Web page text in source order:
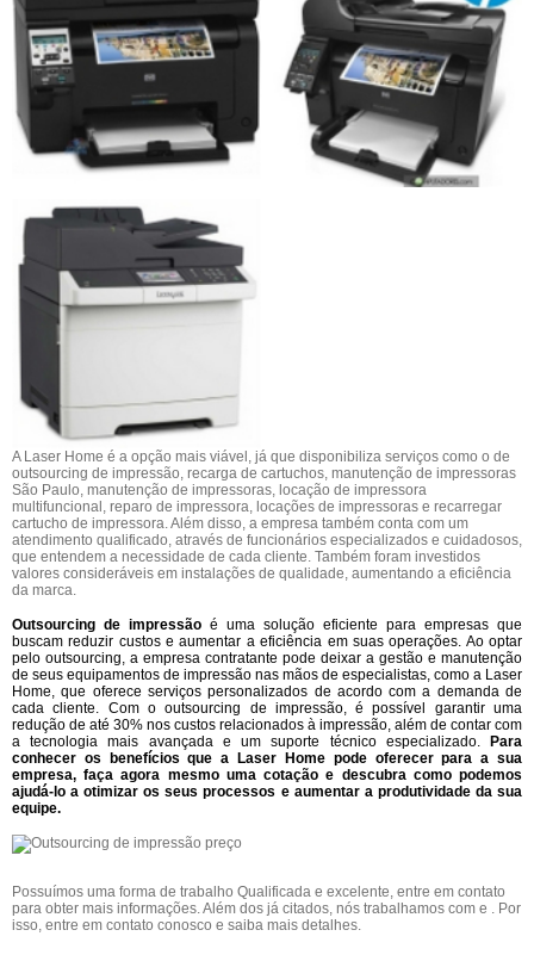
A Laser Home é a opção mais viável, já que disponibiliza serviços como o de
outsourcing de impressão, recarga de cartuchos, manutenção de impressoras
São Paulo, manutenção de impressoras, locação de impressora
multifuncional, reparo de impressora, locações de impressoras e recarregar
cartucho de impressora. Além disso, a empresa também conta com um
atendimento qualificado, através de funcionários especializados e cuidadosos,
que entendem a necessidade de cada cliente. Também foram investidos
valores consideráveis em instalações de qualidade, aumentando a eficiência
da marca.
Outsourcing de impressão é uma solução eficiente para empresas que
buscam reduzir custos e aumentar a eficiência em suas operações. Ao optar
pelo outsourcing, a empresa contratante pode deixar a gestão e manutenção
de seus equipamentos de impressão nas mãos de especialistas, como a Laser
Home, que oferece serviços personalizados de acordo com a demanda de
cada cliente. Com o outsourcing de impressão, é possível garantir uma
redução de até 30% nos custos relacionados à impressão, além de contar com
a tecnologia mais avançada e um suporte técnico especializado. Para
conhecer os benefícios que a Laser Home pode oferecer para a sua
empresa, faça agora mesmo uma cotação e descubra como podemos
ajudá-lo a otimizar os seus processos e aumentar a produtividade da sua
equipe.
Possuímos uma forma de trabalho Qualificada e excelente, entre em contato
para obter mais informações. Além dos já citados, nós trabalhamos com e . Por
isso, entre em contato conosco e saiba mais detalhes.